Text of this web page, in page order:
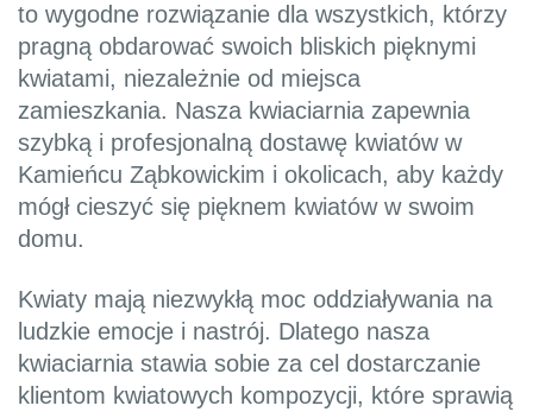
to wygodne rozwiązanie dla wszystkich, którzy
pragną obdarować swoich bliskich pięknymi
kwiatami, niezależnie od miejsca
zamieszkania. Nasza kwiaciarnia zapewnia
szybką i profesjonalną dostawę kwiatów w
Kamieńcu Ząbkowickim i okolicach, aby każdy
mógł cieszyć się pięknem kwiatów w swoim
domu.
Kwiaty mają niezwykłą moc oddziaływania na
ludzkie emocje i nastrój. Dlatego nasza
kwiaciarnia stawia sobie za cel dostarczanie
klientom kwiatowych kompozycji, które sprawią